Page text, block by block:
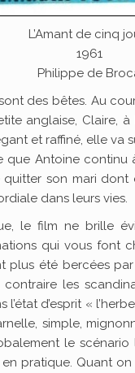
L’Amant de cinq
1961
Philippe de
des bêtes. Au
anglaise, Claire,
et raffiné, elle va
que Antoine continu
quitter son mari
dans leurs vies.
le film ne brille
qui vous font
plus été bercées
les
d’esprit «
simple,
le
pratique. Quant